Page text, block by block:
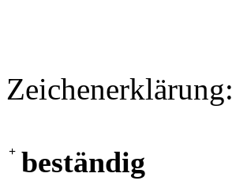
Zeichenerklärung:
+ beständig